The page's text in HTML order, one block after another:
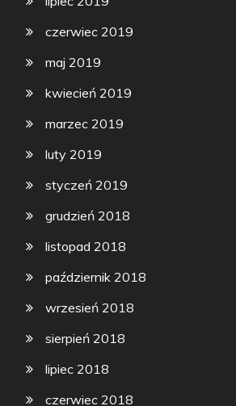
czerwiec 2019
maj 2019
kwiecień 2019
marzec 2019
luty 2019
styczeń 2019
grudzień 2018
listopad 2018
październik 2018
wrzesień 2018
sierpień 2018
lipiec 2018
czerwiec 2018